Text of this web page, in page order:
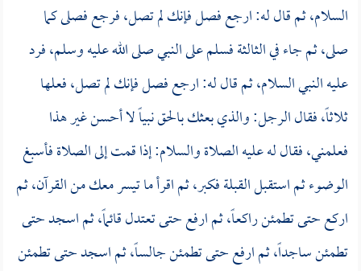
السلام، ثم قال له: ارجع فصل فإنك لم تصل، فرجع فصلى كما
صلى، ثم جاء في الثالثة فسلم على النبي صلى الله عليه وسلم، فرد
عليه النبي السلام، ثم قال له: ارجع فصل فإنك لم تصل، فعلها
ثلاثاً، فقال الرجل: والذي بعثك بالحق نبياً لا أحسن غير هذا
فعلمني، فقال له عليه الصلاة والسلام: إذا قمت إلى الصلاة فأسبغ
الوضوء ثم استقبل القبلة فكبر، ثم اقرأ ما تيسر معك من القرآن، ثم
اركع حتى تطمئن راكعاً، ثم ارفع حتى تعتدل قائماً، ثم اسجد حتى
تطمئن ساجداً، ثم ارفع حتى تطمئن جالساً، ثم اسجد حتى تطمئن